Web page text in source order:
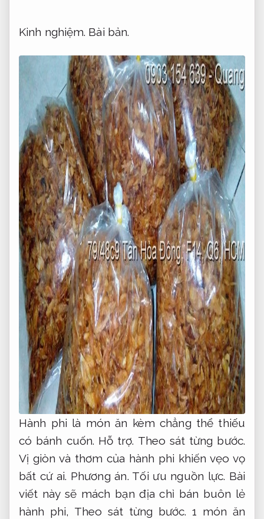
Kinh nghiệm. Bài bản.
Hành phi là món ăn kèm chẳng thể thiếu
có bánh cuốn. Hỗ trợ. Theo sát từng bước.
Vị giòn và thơm của hành phi khiến vẹo vọ
bất cứ ai. Phương án. Tối ưu nguồn lực. Bài
viết này sẽ mách bạn địa chỉ bán buôn lẻ
hành phi, Theo sát từng bước. 1 món ăn